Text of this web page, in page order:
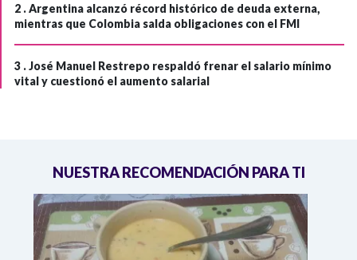
2 .Argentina alcanzó récord histórico de deuda externa,
mientras que Colombia salda obligaciones con el FMI
3 .José Manuel Restrepo respaldó frenar el salario mínimo
vital y cuestionó el aumento salarial
NUESTRA RECOMENDACIÓN PARA TI